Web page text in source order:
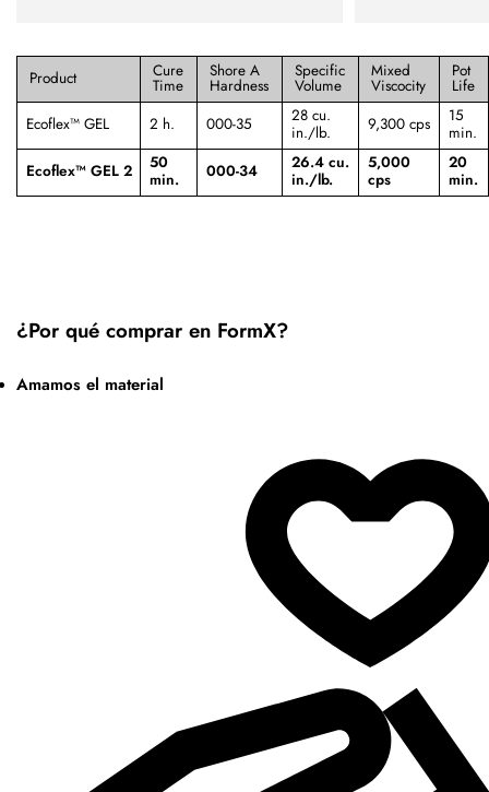
Product Cure
Time
Shore A
Hardness
Specific
Volume
Mixed
Viscocity
Pot
Life
Ecoflex™ GEL
2 h. 000-35
28 cu.
in./lb.
9,300 cps
15
min.
Ecoflex™ GEL 2
50
min.
000-34
26.4 cu.
in./lb.
5,000
cps
20
min.
¿Por qué comprar en FormX?
Amamos el material